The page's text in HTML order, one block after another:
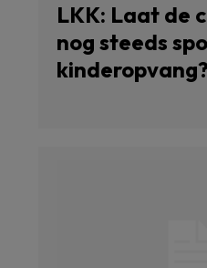
LKK: Laat de
nog steeds
kinderopvang?